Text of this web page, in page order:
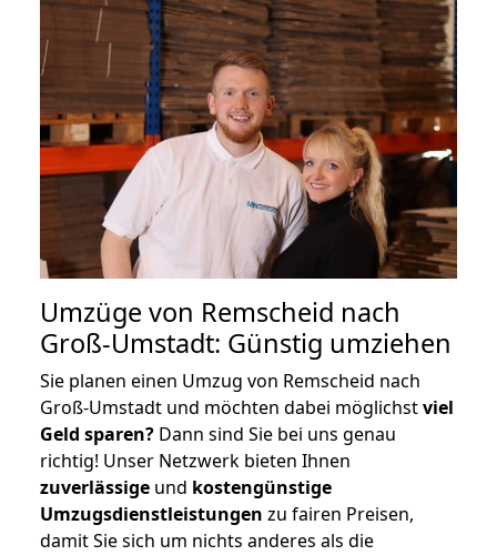
Umzüge von Remscheid nach
Groß-Umstadt: Günstig umziehen
Sie planen einen Umzug von Remscheid nach
Groß-Umstadt und möchten dabei möglichstviel
Geld sparen? Dann sind Sie bei uns genau
richtig! Unser Netzwerk bieten Ihnen
zuverlässige und kostengünstige
Umzugsdienstleistungen zu fairen Preisen,
damit Sie sich um nichts anderes als die